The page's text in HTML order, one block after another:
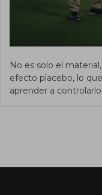
No es solo el
efecto placebo, lo
aprender a